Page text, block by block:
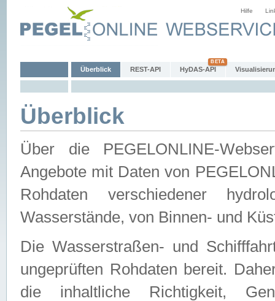
Hilfe
Überblick REST-API HyDAS-API
Überblick
Über die PEGELONLINE-
Angebote mit Daten von
Rohdaten verschiedener
Wasserstände, von Binnen- und
Die Wasserstraßen- und
ungeprüften Rohdaten bereit.
die inhaltliche Richtigkeit,